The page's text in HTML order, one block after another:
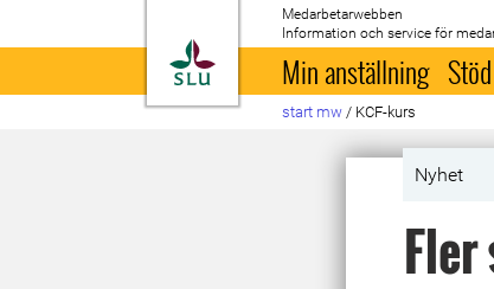
Till startsida
Medarbetarwebben
Information och service för
Min anställning
start mw / KCF-kurs
Nyhet